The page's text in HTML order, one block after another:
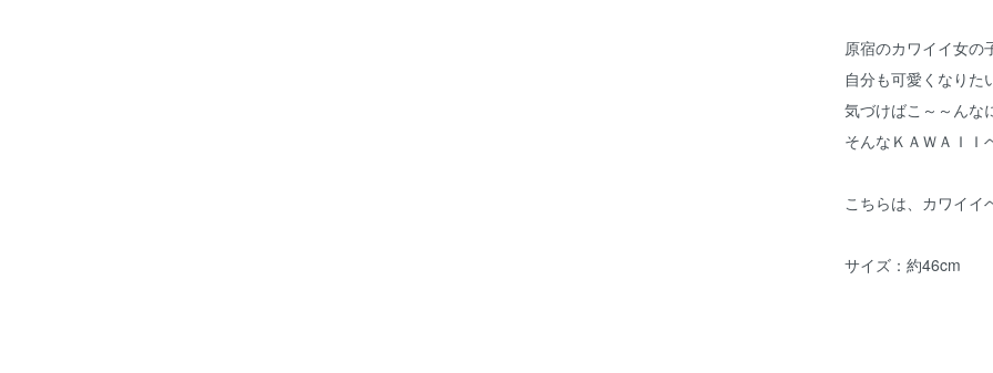
原宿のカワイイ女の
自分も可愛くなりた
気づけばこ～～んな
そんなＫＡＷＡＩＩ
こちらは、カワイイ
サイズ：約46cm